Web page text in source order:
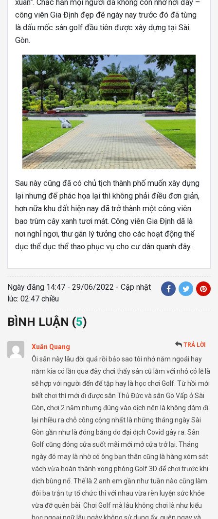
xuân”. Chắc hẳn mọi người đã không còn nhớ nơi đây –
công viên Gia Định đẹp đẽ ngày nay trước đó đã từng
là dấu mốc sân golf đầu tiên được xây dựng tại Sài
Gòn.
Sau này cũng đã có chủ tịch thành phố muốn xây dựng
lại nhưng để phác họa lại thì không phải điều đơn giản,
hơn nữa khu đất hiện nay đã trở thành một công viên
bao trùm cây xanh tươi mát. Công viên Gia Định dã là
nơi nghỉ ngơi, thư gãn lý tưởng cho các hoạt động thể
dục thể dục thể thao phục vụ cho cư dân quanh đây.
Ngày đăng 14:47 - 29/06/2022 - Cập nhật
lúc: 02:47 chiều
BÌNH LUẬN (5)
Xuân Quang TRẢ LỜI
Ôi sân này lâu đời quá rồi bảo sao tôi nhớ năm ngoái hay
năm kia có lần qua đây chơi thấy sân cũ lắm với nhỏ có lẽ là
sẽ hợp với người đến để tập hay là học chơi Golf. Từ hồi mới
biết chơi thì mới đi được sân Thủ Đức và sân Gò Vấp ở Sài
Gòn, chơi 2 năm nhưng đúng vào dịch nên là không dám đi
lại nhiều ra chỗ công cộng nhất là những tháng ngày Sài
Gòn gần như là đóng băng do đại dịch Covid gây ra. Sân
Golf cũng đóng cửa suốt mãi mới mở cửa trở lại. Tháng
ngày đó may là nhờ có ông bạn thân cũng là hàng xóm sát
vách vừa hoàn thành xong phòng Golf 3D để chơi trước khi
dịch bùng nổ. Thế là 2 anh em gần như tuần nào cũng làm
đôi ba trận tự tổ chức thi với nhau vừa rèn luyện sức khỏe
vừa đỡ quên bài. Chơi Golf mà lâu không chơi là như kiểu